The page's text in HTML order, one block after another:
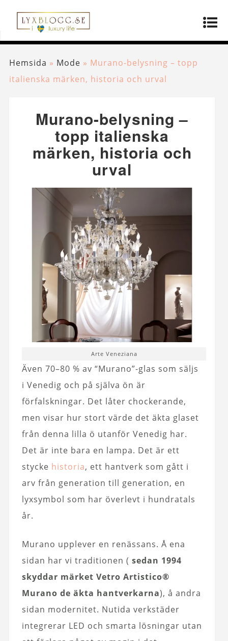
Hemsida » Mode » Murano-belysning – topp
italienska märken, historia och urval
Murano-belysning –
topp italienska
märken, historia och
urval
Arte Veneziana
Även 70–80 % av “Murano”-glas som säljs
i Venedig och på själva ön är
förfalskningar. Det låter chockerande,
men visar hur stort värde det äkta glaset
från denna lilla ö utanför Venedig har.
Det är inte bara en lampa. Det är ett
stycke historia, ett hantverk som gått i
arv från generation till generation, en
lyxsymbol som har överlevt i hundratals
år.
Murano upplever en renässans. Å ena
sidan har vi traditionen ( sedan 1994
skyddar märket Vetro Artistico®
Murano de äkta hantverkarna), å andra
sidan modernitet. Nutida verkstäder
integrerar LED och smarta lösningar utan